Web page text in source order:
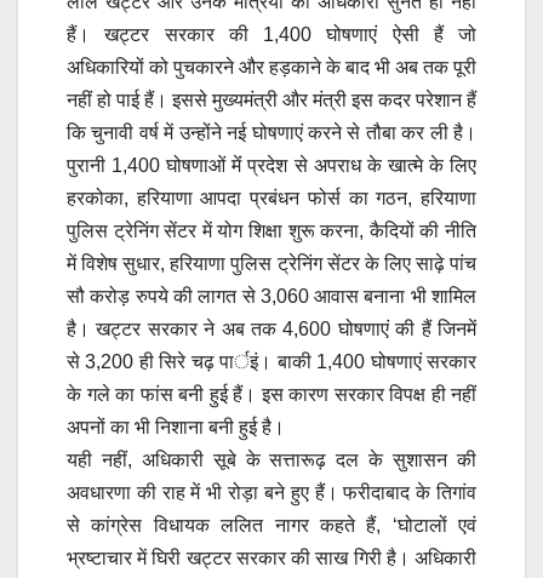
हैं। खट्टर सरकार की 1,400 घोषणाएं ऐसी हैं जो
अधिकारियों को पुचकारने और हड़काने के बाद भी अब तक पूरी
नहीं हो पाई हैं। इससे मुख्यमंत्री और मंत्री इस कदर परेशान हैं
कि चुनावी वर्ष में उन्होंने नई घोषणाएं करने से तौबा कर ली है।
पुरानी 1,400 घोषणाओं मेंं प्रदेश से अपराध के खात्मे के लिए
हरकोका, हरियाणा आपदा प्रबंधन फोर्स का गठन, हरियाणा
पुलिस ट्रेनिंग सेंटर में योग शिक्षा शुरू करना, कैदियों की नीति
में विशेष सुधार, हरियाणा पुलिस ट्रेनिंग सेंटर के लिए साढ़े पांच
सौ करोड़ रुपये की लागत से 3,060 आवास बनाना भी शामिल
है। खट्टर सरकार ने अब तक 4,600 घोषणाएं की हैं जिनमें
से 3,200 ही सिरे चढ़ पार्इं। बाकी 1,400 घोषणाएं सरकार
के गले का फांस बनी हुई हैं। इस कारण सरकार विपक्ष ही नहीं
अपनों का भी निशाना बनी हुई है।
यही नहीं, अधिकारी सूबे के सत्तारूढ़ दल के सुशासन की
अवधारणा की राह में भी रोड़ा बने हुए हैं। फरीदाबाद के तिगांव
से कांग्रेस विधायक ललित नागर कहते हैं, ‘घोटालों एवं
भ्रष्टाचार में घिरी खट्टर सरकार की साख गिरी है। अधिकारी